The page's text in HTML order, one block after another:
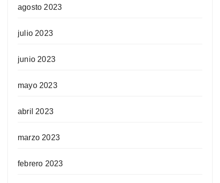
agosto 2023
julio 2023
junio 2023
mayo 2023
abril 2023
marzo 2023
febrero 2023